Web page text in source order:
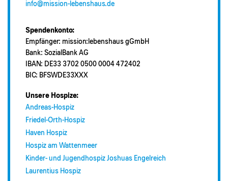
info@mission-lebenshaus.de
Spendenkonto:
Empfänger: mission:lebenshaus gGmbH
Bank: SozialBank AG
IBAN: DE33 3702 0500 0004 472402
BIC: BFSWDE33XXX
Unsere Hospize:
Andreas-Hospiz
Friedel-Orth-Hospiz
Haven Hospiz
Hospiz am Wattenmeer
Kinder- und Jugendhospiz Joshuas Engelreich
Laurentius Hospiz